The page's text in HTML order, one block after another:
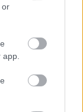
or
του Ψάρρα
στο